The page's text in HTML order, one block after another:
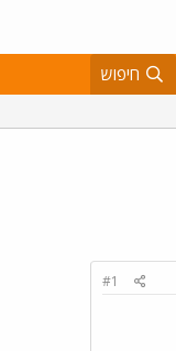
חיפוש
#1